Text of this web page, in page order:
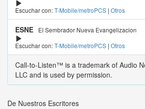
Escuchar con:T-Mobile/metroPCS | Otros
ESNE
El Sembrador Nueva Evangelizacion
Escuchar con:T-Mobile/metroPCS | Otros
Call-to-Listen™ is a trademark of Audio
LLC and is used by permission.
De Nuestros Escritores